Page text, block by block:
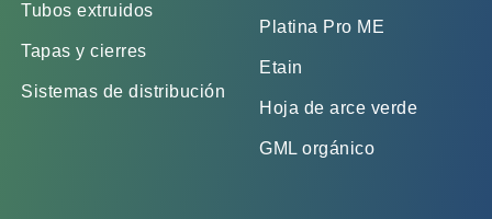
Tubos extruidos
Tapas y cierres
Sistemas de distribución
Platina Pro ME
Etain
Hoja de arce verde
GML orgánico